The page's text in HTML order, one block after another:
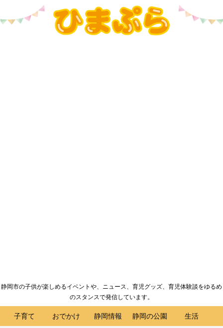
静岡市の子供が楽しめるイベントや、ニュース、育児グッズ、育児体験談をゆるめ
のスタンスで発信しています。
子育て おでかけ 静岡情報 静岡の公園 生活